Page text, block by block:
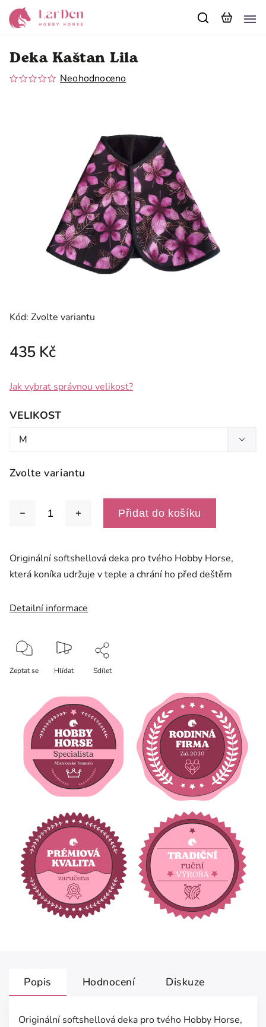
Deka Kaštan Lila
Neohodnoceno
Kód: Zvolte variantu
435 Kč
Zvolte variantu
Jak vybrat správnou velikost?
VELIKOST
Přidat do košíku
Originální softshellová deka pro tvého Hobby Horse,
která koníka udržuje v teple a chrání ho před deštěm
Detailní informace
Zeptat se Hlídat Sdílet
Popis Hodnocení Diskuze
Originální softshellová deka pro tvého Hobby Horse,